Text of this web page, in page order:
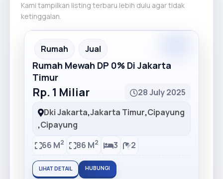
Kami tampilkan listing terbaru lebih dulu agar tidak
ketinggalan.
Partner Ad
Rumah Jual
Rumah Mewah DP 0% Di Jakarta
Timur
Rp. 1 Miliar
28 July 2025
Dki Jakarta,Jakarta Timur,Cipayung
,Cipayung
66 M2 86 M2 3 2
LIHAT DETAIL HUBUNGI